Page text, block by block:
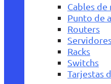
Cables de
Punto de
Routers
Racks
Switchs
Tarjestas